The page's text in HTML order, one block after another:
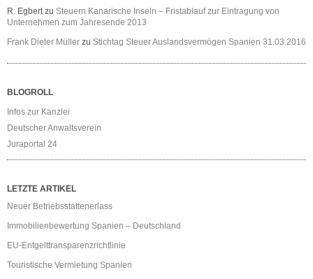
R. Egbertzu Steuern Kanarische Inseln – Fristablauf zur Eintragung von
Unternehmen zum Jahresende 2013
Frank Dieter Müller zu Stichtag Steuer Auslandsvermögen Spanien 31.03.2016
BLOGROLL
Infos zur Kanzlei
Deutscher Anwaltsverein
Juraportal 24
LETZTE ARTIKEL
Neuer Betriebsstättenerlass
Immobilienbewertung Spanien – Deutschland
EU-Entgelttransparenzrichtlinie
Touristische Vermietung Spanien